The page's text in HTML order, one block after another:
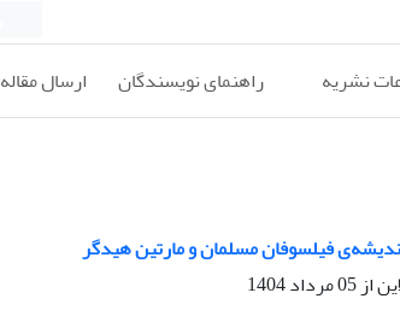
نشریه راهنمای نویسندگان ارسال مقاله
فیلسوفان مسلمان و مارتین هیدگر
از05 مرداد 1404